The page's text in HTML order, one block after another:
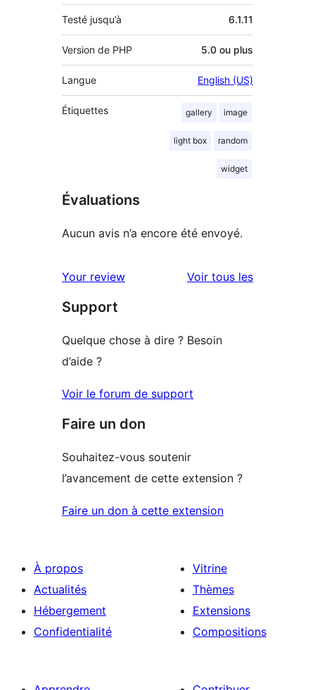
Testé jusqu’à 6.1.11
Version de PHP 5.0 ou plus
Langue English (US)
Étiquettes gallery image
light box random
widget
Évaluations
Aucun avis n’a encore été envoyé.
Your review Voir tous lesavis
Support
Quelque chose à dire ? Besoin
d’aide ?
Voir le forum de support
Faire un don
Souhaitez-vous soutenir
l’avancement de cette extension ?
Faire un don à cette extension
À propos
Actualités
Hébergement
Confidentialité
Vitrine
Thèmes
Extensions
Compositions